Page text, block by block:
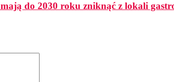
do 2030 roku zniknąć z lokali